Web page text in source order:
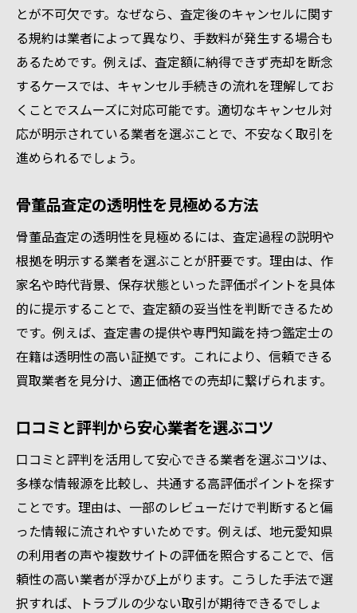
とが不可欠です。なぜなら、査定後のキャンセルに関す
る規約は業者によって異なり、手数料が発生する場合も
あるためです。例えば、査定額に納得できず売却を断念
するケースでは、キャンセル手続きの流れを理解してお
くことでスムーズに対応可能です。適切なキャンセル対
応が明示されている業者を選ぶことで、不安なく取引を
進められるでしょう。
骨董品査定の透明性を見極める方法
骨董品査定の透明性を見極めるには、査定過程の説明や
根拠を明示する業者を選ぶことが肝要です。理由は、作
家名や時代背景、保存状態といった評価ポイントを具体
的に提示することで、査定額の妥当性を判断できるため
です。例えば、査定書の提供や専門知識を持つ鑑定士の
在籍は透明性の高い証拠です。これにより、信頼できる
買取業者を見分け、適正価格での売却に繋げられます。
口コミと評判から安心業者を選ぶコツ
口コミと評判を活用して安心できる業者を選ぶコツは、
多様な情報源を比較し、共通する高評価ポイントを探す
ことです。理由は、一部のレビューだけで判断すると偏
った情報に流されやすいためです。例えば、地元愛知県
の利用者の声や複数サイトの評価を照合することで、信
頼性の高い業者が浮かび上がります。こうした手法で選
択すれば、トラブルの少ない取引が期待できるでしょ